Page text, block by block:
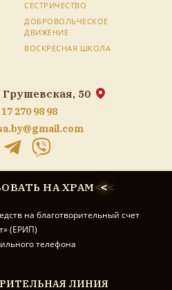
СЕСТРИЧЕСТВО
ДОБРОВОЛЬЧЕСКОЕ
ДВИЖЕНИЕ
ВОСКРЕСНАЯ ШКОЛА
50
270 98 98
НА ХРАМ<<<
на благотворительный счет
(ЕРИП)
телефона
ЛИНИЯ